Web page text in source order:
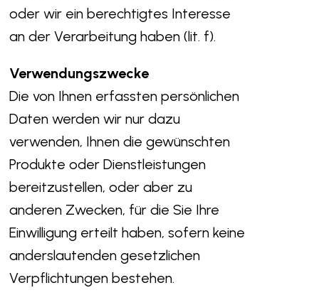
oder wir ein berechtigtes Interesse
an der Verarbeitung haben (lit. f).
Verwendungszwecke
Die von Ihnen erfassten persönlichen
Daten werden wir nur dazu
verwenden, Ihnen die gewünschten
Produkte oder Dienstleistungen
bereitzustellen, oder aber zu
anderen Zwecken, für die Sie Ihre
Einwilligung erteilt haben, sofern keine
anderslautenden gesetzlichen
Verpflichtungen bestehen.